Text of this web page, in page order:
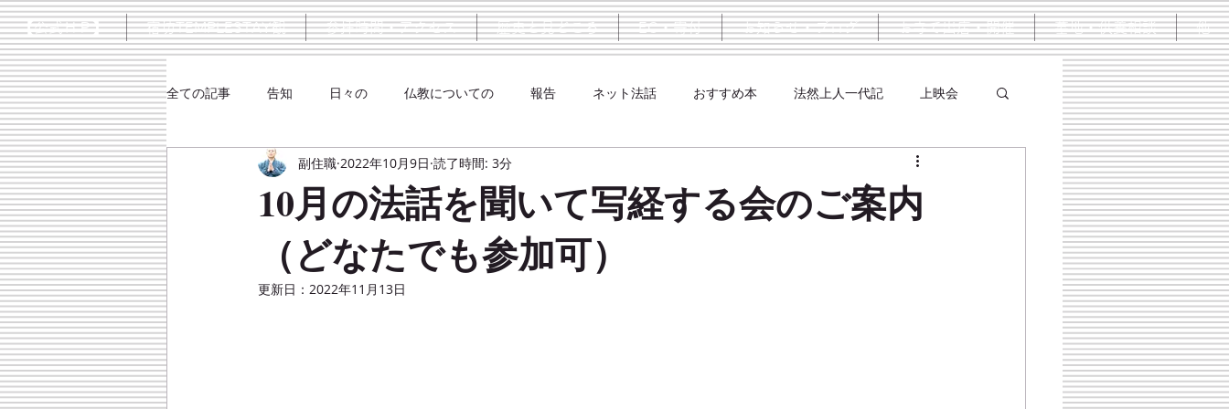
【公式ＨＰ】 宿坊TEMPLESTAY観 参拝時間・アクセス 歴史と見どころ EC・寄付 お知らせ・ブログ お寺で出店・開催 墓地・供養相談 他
全ての記事 告知 日々の 仏教についての 報告 ネット法話 おすすめ本 法然上人一代記 上映会
大楠口伝抄
10月の法話を聞いて写経する会のご案内
（どなたでも参加可）
副住職 2022年10月9日 読了時間: 3分
更新日： 2022年11月13日